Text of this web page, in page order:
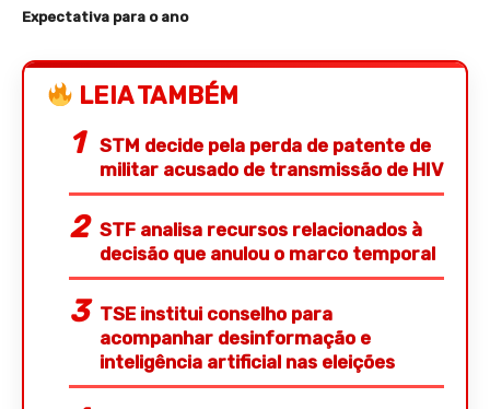
Expectativa para o ano
LEIA TAMBÉM
STM decide pela perda de patente de
militar acusado de transmissão de HIV
STF analisa recursos relacionados à
decisão que anulou o marco temporal
TSE institui conselho para
acompanhar desinformação e
inteligência artificial nas eleições